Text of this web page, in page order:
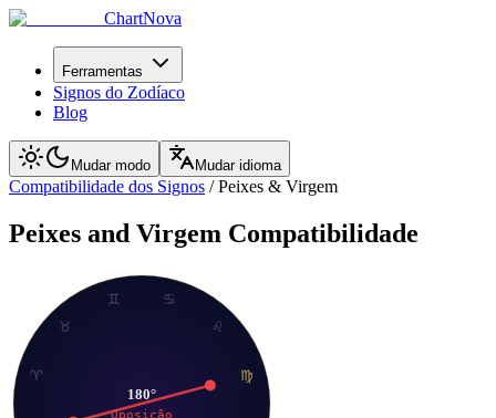
ChartNova
Ferramentas
Signos do Zodíaco
Blog
Mudar modo Mudar idioma
Compatibilidade dos Signos /Peixes & Virgem
Peixes and Virgem Compatibilidade
♈
♉
♊
♋
♌
♍
180°
Oposição